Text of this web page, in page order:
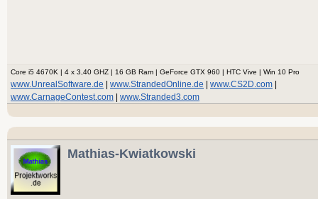
Core i5 4670K | 4 x 3,40 GHZ | 16 GB Ram | GeForce GTX 960 | HTC Vive | Win 10 Pro
www.UnrealSoftware.de www.StrandedOnline.de www.CS2D.com
www.CarnageContest.com
www.Stranded3.com
Mathias-Kwiatkowski